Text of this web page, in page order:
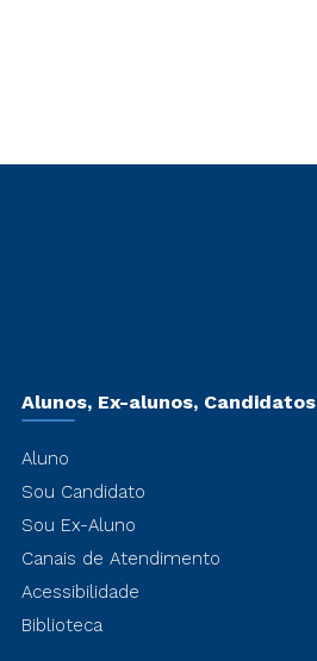
Alunos, Ex-alunos, Candidatos
Aluno
Sou Candidato
Sou Ex-Aluno
Canais de Atendimento
Acessibilidade
Biblioteca